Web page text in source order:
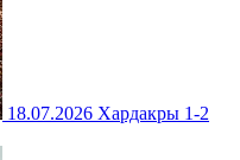
18.07.2026 Хардакры 1-2